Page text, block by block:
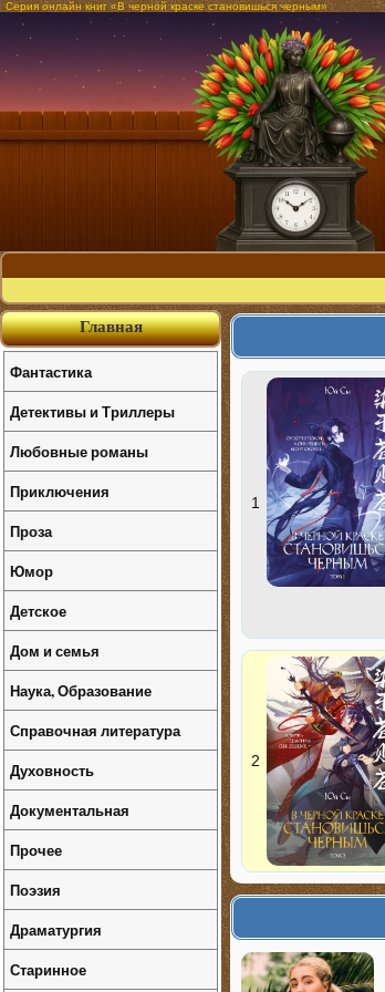
Серия онлайн книг «В черной краске становишься черным»
1
2
Главная
Фантастика
Детективы и Триллеры
Любовные романы
Приключения
Проза
Юмор
Детское
Дом и семья
Наука, Образование
Справочная литература
Духовность
Документальная
Прочее
Поэзия
Драматургия
Старинное